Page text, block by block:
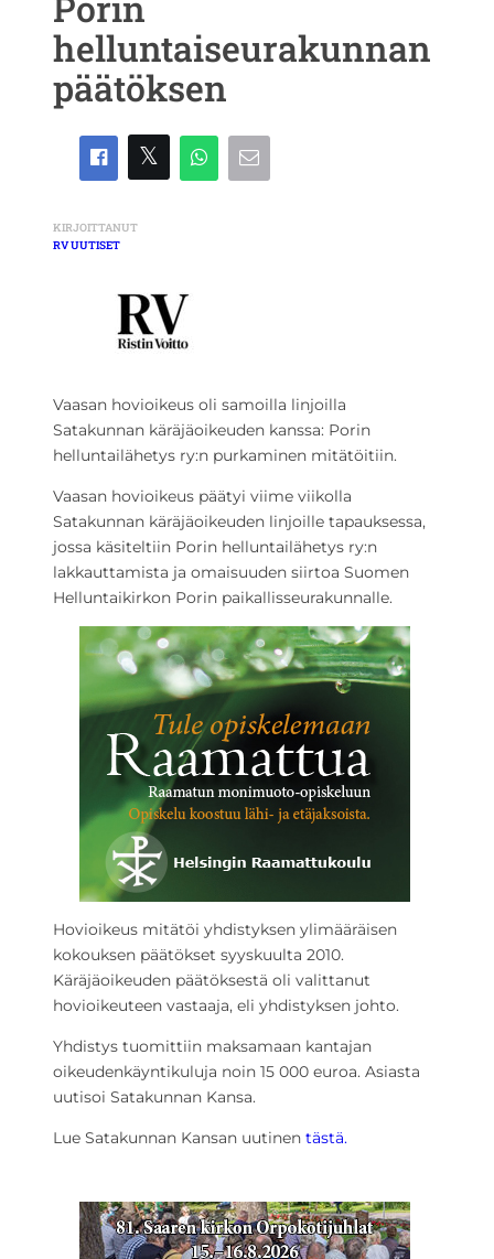
helluntaiseurakunnan
päätöksen
KIRJOITTANUT
RV UUTISET
Vaasan hovioikeus oli samoilla linjoilla
Satakunnan käräjäoikeuden kanssa: Porin
helluntailähetys ry:n purkaminen mitätöitiin.
Vaasan hovioikeus päätyi viime viikolla
Satakunnan käräjäoikeuden linjoille tapauksessa,
jossa käsiteltiin Porin helluntailähetys ry:n
lakkauttamista ja omaisuuden siirtoa Suomen
Helluntaikirkon Porin paikallisseurakunnalle.
Hovioikeus mitätöi yhdistyksen ylimääräisen
kokouksen päätökset syyskuulta 2010.
Käräjäoikeuden päätöksestä oli valittanut
hovioikeuteen vastaaja, eli yhdistyksen johto.
Yhdistys tuomittiin maksamaan kantajan
oikeudenkäyntikuluja noin 15 000 euroa. Asiasta
uutisoi Satakunnan Kansa.
Lue Satakunnan Kansan uutinen tästä.